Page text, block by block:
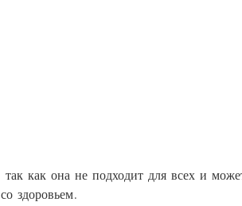
со здоровьем.